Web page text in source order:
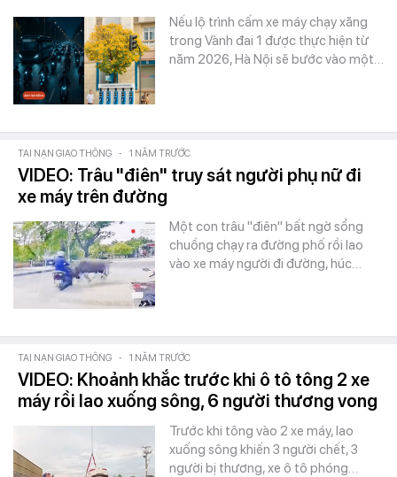
Nếu lộ trình cấm xe máy chạy xăng
trong Vành đai 1 được thực hiện từ
năm 2026, Hà Nội sẽ bước vào một…
TAI NẠN GIAO THÔNG - 1 NĂM TRƯỚC
VIDEO: Trâu "điên" truy sát người phụ nữ đi
xe máy trên đường
Một con trâu "điên" bất ngờ sổng
chuồng chạy ra đường phố rồi lao
vào xe máy người đi đường, húc…
TAI NẠN GIAO THÔNG - 1 NĂM TRƯỚC
VIDEO: Khoảnh khắc trước khi ô tô tông 2 xe
máy rồi lao xuống sông, 6 người thương vong
Trước khi tông vào 2 xe máy, lao
xuống sông khiến 3 người chết, 3
người bị thương, xe ô tô phóng…